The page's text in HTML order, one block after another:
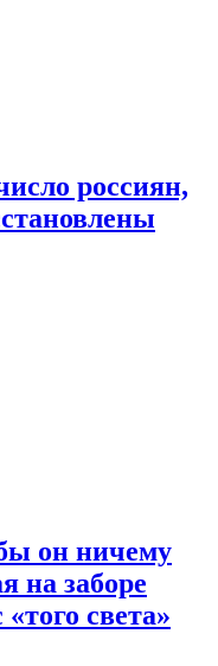
россиян,
он ничему
на заборе
света»